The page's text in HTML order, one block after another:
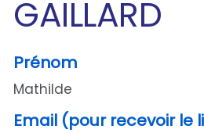
GAILLARD
Prénom
Mathilde
Email (pour recevoir le